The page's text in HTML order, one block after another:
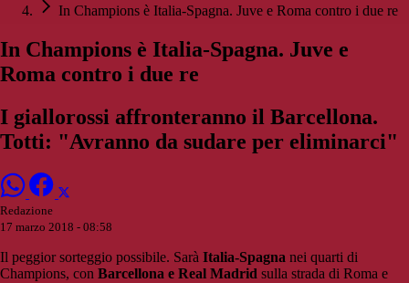
In Champions è Italia-Spagna. Juve e Roma contro i due re
In Champions è Italia-Spagna. Juve e
Roma contro i due re
I giallorossi affronteranno il Barcellona.
Totti: "Avranno da sudare per eliminarci"
Redazione
17 marzo 2018 - 08:58
Il peggior sorteggio possibile. Sarà Italia-Spagna nei quarti di
Champions, con Barcellona e Real Madrid sulla strada di Roma e